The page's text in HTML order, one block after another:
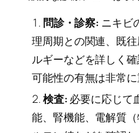
問診・診察: ニキビ
理周期との関連、既
ルギーなどを詳しく
可能性の有無は非常に
検査:必要に応じて
能、腎機能、電解質